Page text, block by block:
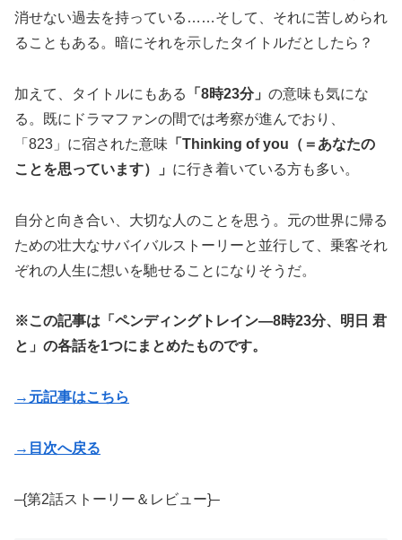
消せない過去を持っている……そして、それに苦しめられ
ることもある。暗にそれを示したタイトルだとしたら？
加えて、タイトルにもある 「8時23分」 の意味も気にな
る。既にドラマファンの間では考察が進んでおり、
「823」に宿された意味 「Thinking of you（＝あなたの
ことを思っています）」 に行き着いている方も多い。
自分と向き合い、大切な人のことを思う。元の世界に帰る
ための壮大なサバイバルストーリーと並行して、乗客それ
ぞれの人生に想いを馳せることになりそうだ。
※この記事は「ペンディングトレイン―8時23分、明日 君
と」の各話を1つにまとめたものです。
→元記事はこちら
→目次へ戻る
–{第2話ストーリー＆レビュー}–